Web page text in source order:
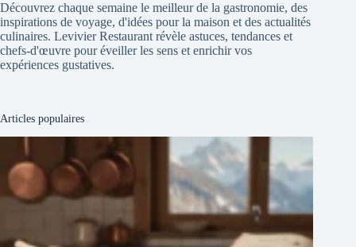
Découvrez chaque semaine le meilleur de la gastronomie, des
inspirations de voyage, d'idées pour la maison et des actualités
culinaires. Levivier Restaurant révèle astuces, tendances et
chefs-d'œuvre pour éveiller les sens et enrichir vos
expériences gustatives.
Articles populaires